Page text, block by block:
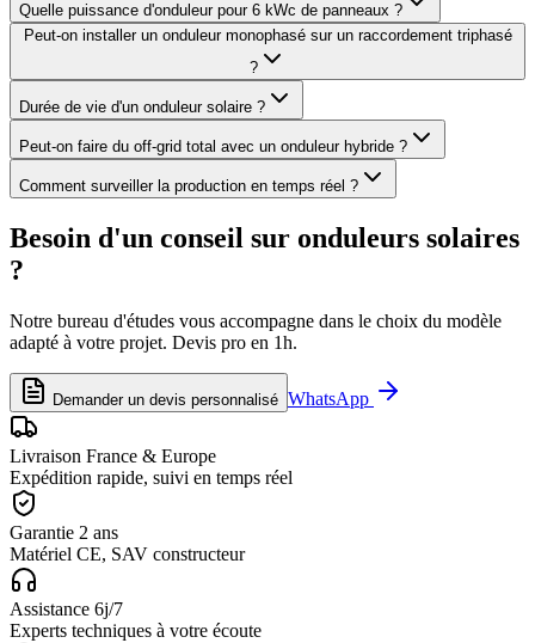
Quelle puissance d'onduleur pour 6 kWc de panneaux ?
Peut-on installer un onduleur monophasé sur un raccordement triphasé
?
Durée de vie d'un onduleur solaire ?
Peut-on faire du off-grid total avec un onduleur hybride ?
Comment surveiller la production en temps réel ?
Besoin d'un conseil sur onduleurs solaires
?
Notre bureau d'études vous accompagne dans le choix du modèle
adapté à votre projet. Devis pro en 1h.
Demander un devis personnalisé WhatsApp
Livraison France & Europe
Expédition rapide, suivi en temps réel
Garantie 2 ans
Matériel CE, SAV constructeur
Assistance 6j/7
Experts techniques à votre écoute